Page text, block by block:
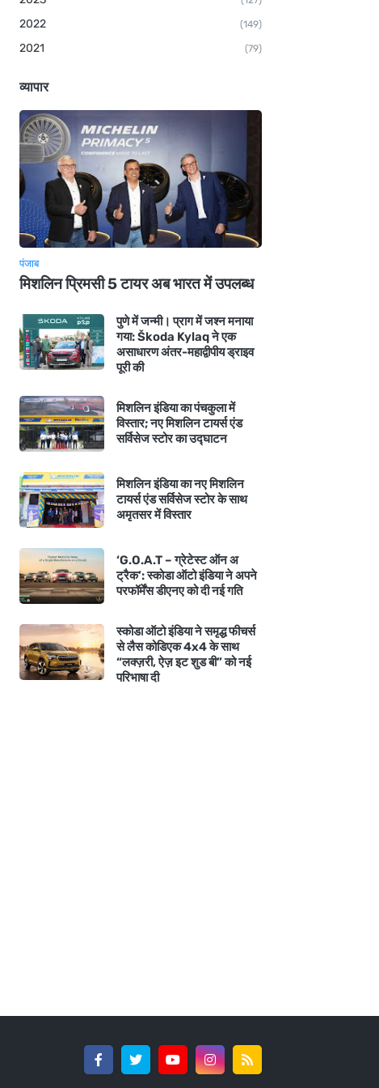
2022 (149)
2021 (79)
व्यापार
पंजाब
मिशलिन प्रिमसी 5 टायर अब भारत में उपलब्ध
पुणे में जन्मी। प्राग में जश्न मनाया
गया: Škoda Kylaq ने एक
असाधारण अंतर-महाद्वीपीय ड्राइव
पूरी की
मिशलिन इंडिया का पंचकुला में
विस्तार; नए मिशलिन टायर्स एंड
सर्विसेज स्टोर का उद्घाटन
मिशलिन इंडिया का नए मिशलिन
टायर्स एंड सर्विसेज स्टोर के साथ
अमृतसर में विस्तार
‘G.O.A.T – ग्रेटेस्ट ऑन अ
ट्रैक’: स्कोडा ऑटो इंडिया ने अपने
परफॉर्मेंस डीएनए को दी नई गति
स्कोडा ऑटो इंडिया ने समृद्ध फीचर्स
से लैस कोडिएक 4x4 के साथ
“लक्ज़री, ऐज़ इट शुड बी” को नई
परिभाषा दी